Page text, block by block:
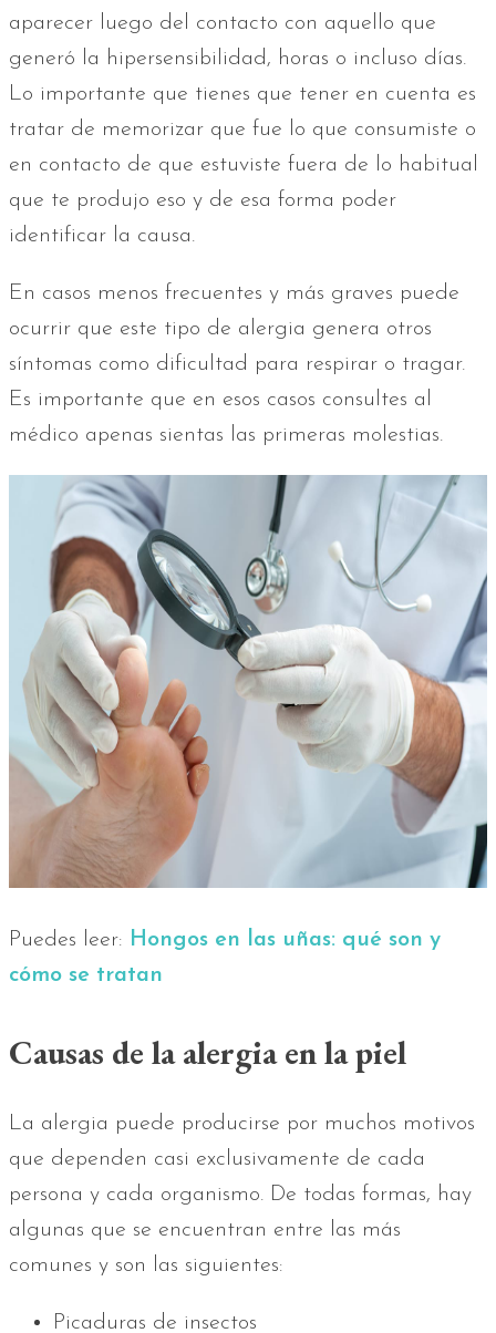
aparecer luego del contacto con aquello que
generó la hipersensibilidad, horas o incluso días.
Lo importante que tienes que tener en cuenta es
tratar de memorizar que fue lo que consumiste o
en contacto de que estuviste fuera de lo habitual
que te produjo eso y de esa forma poder
identificar la causa.
En casos menos frecuentes y más graves puede
ocurrir que este tipo de alergia genera otros
síntomas como dificultad para respirar o tragar.
Es importante que en esos casos consultes al
médico apenas sientas las primeras molestias.
Puedes leer: Hongos en las uñas: qué son y
cómo se tratan
Causas de la alergia en la piel
La alergia puede producirse por muchos motivos
que dependen casi exclusivamente de cada
persona y cada organismo. De todas formas, hay
algunas que se encuentran entre las más
comunes y son las siguientes:
Picaduras de insectos